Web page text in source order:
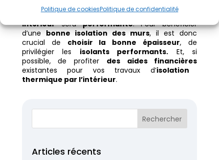
Politique de cookiesPolitique de confidentialité
pose choisie. Retenez que plus la résistance
thermique est élevée, plus l’isolation d’un mur
intérieurseraperformante. Pour bénéficier
d’une bonne isolation des murs, il est donc
crucial de choisir la bonne épaisseur, de
privilégier les isolants performants. Et, si
possible, de profiter des aides financières
existantes pour vos travaux d’isolation
thermique par l’intérieur.
Articles récents